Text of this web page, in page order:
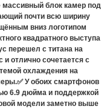
блок камер под
почти всю ширину
вниз логотипом
квадратного выступа
перешел с титана на
отлично сочетается с
охлаждения на
У обоих смартфонов
6.9 дюйма и поддержкой
модели заметно выше